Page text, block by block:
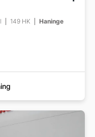
149 HK Haninge